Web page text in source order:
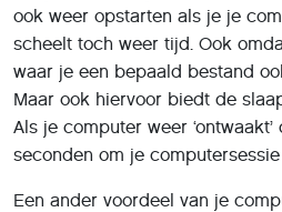
ook weer opstarten als je je
scheelt toch weer tijd. Ook
waar je een bepaald bestand
Maar ook hiervoor biedt de
Als je computer weer
seconden om je
Een ander voordeel van je